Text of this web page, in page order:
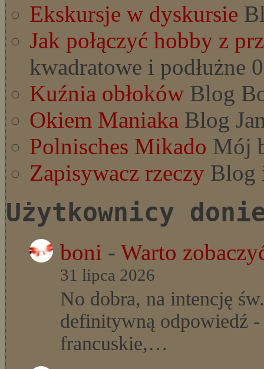
Ekskursje w dyskursie
Jak połączyć hobby z
kwadratowe i podłużne 0
Kuźnia obłoków Blog
Okiem Maniaka Blog
Polnisches Mikado Mój
Zapisywacz rzeczy Blog
Użytkownicy
boni - Warto
31 lipca 2026
No dobra, na intencję
definitywną odpowiedź -
francuskie,…